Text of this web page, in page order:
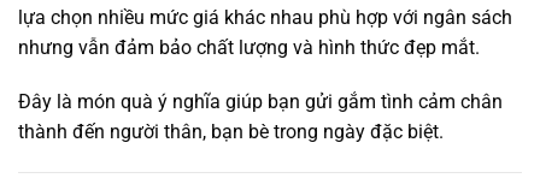
lựa chọn nhiều mức giá khác nhau phù hợp với ngân sách
nhưng vẫn đảm bảo chất lượng và hình thức đẹp mắt.
Đây là món quà ý nghĩa giúp bạn gửi gắm tình cảm chân
thành đến người thân, bạn bè trong ngày đặc biệt.